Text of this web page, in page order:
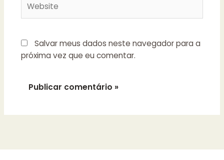
Salvar meus dados neste navegador para a
próxima vez que eu comentar.